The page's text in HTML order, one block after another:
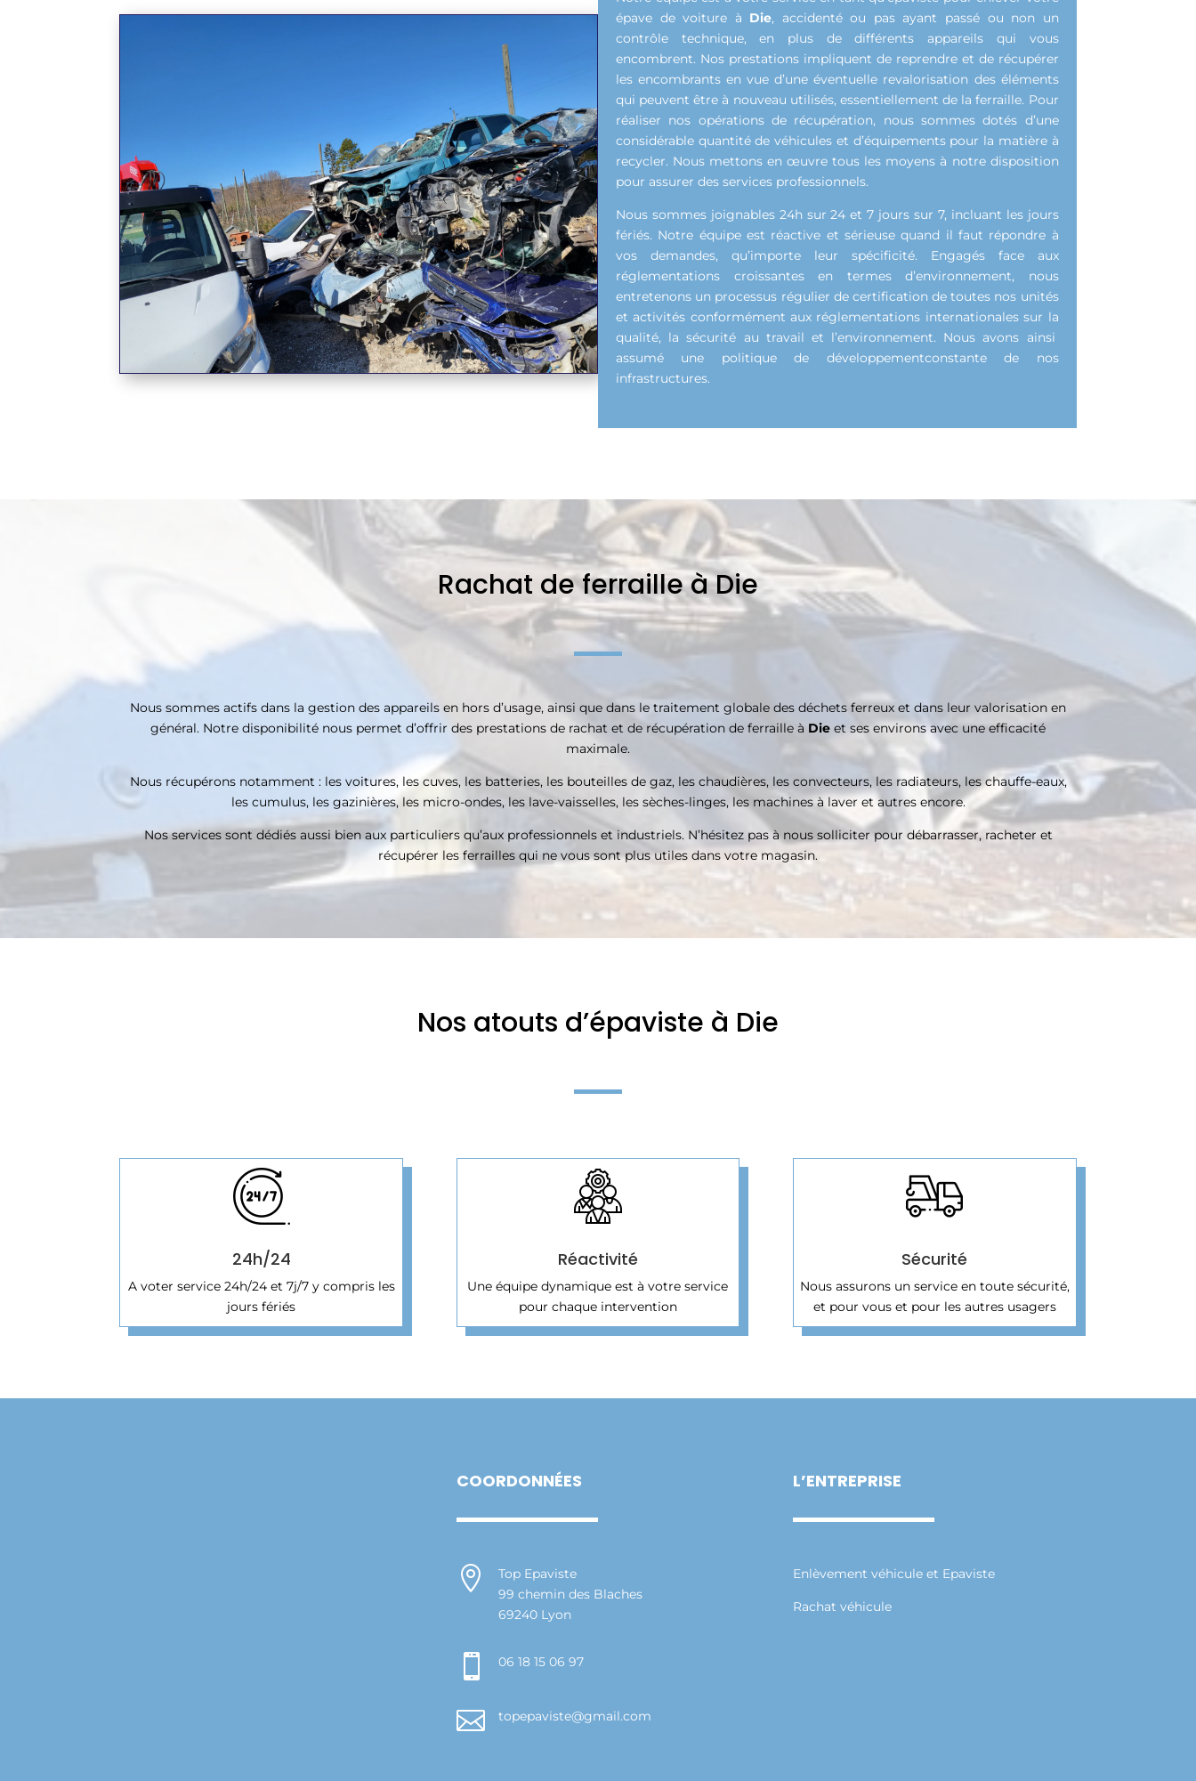
épave de voiture à Die, accidenté ou pas ayant passé ou non un
contrôle technique, en plus de différents appareils qui vous
encombrent. Nos prestations impliquent de reprendre et de récupérer
les encombrants en vue d’une éventuelle revalorisation des éléments
qui peuvent être à nouveau utilisés, essentiellement de la ferraille. Pour
réaliser nos opérations de récupération, nous sommes dotés d’une
considérable quantité de véhicules et d’équipements pour la matière à
recycler. Nous mettons en œuvre tous les moyens à notre disposition
pour assurer des services professionnels.
Nous sommes joignables 24h sur 24 et 7 jours sur 7, incluant les jours
fériés. Notre équipe est réactive et sérieuse quand il faut répondre à
vos demandes, qu’importe leur spécificité. Engagés face aux
réglementations croissantes en termes d’environnement, nous
entretenons un processus régulier de certification de toutes nos unités
et activités conformément aux réglementations internationales sur la
qualité, la sécurité au travail et l’environnement. Nous avons ainsi
assumé une politique de développementconstante de nos
infrastructures.
Rachat de ferraille à Die
Nous sommes actifs dans la gestion des appareils en hors d’usage, ainsi que dans le traitement globale des déchets ferreux et dans leur valorisation en
général. Notre disponibilité nous permet d’offrir des prestations de rachat et de récupération de ferraille à Die et ses environs avec une efficacité
maximale.
Nous récupérons notamment : les voitures, les cuves, les batteries, les bouteilles de gaz, les chaudières, les convecteurs, les radiateurs, les chauffe-eaux,
les cumulus, les gazinières, les micro-ondes, les lave-vaisselles, les sèches-linges, les machines à laver et autres encore.
Nos services sont dédiés aussi bien aux particuliers qu’aux professionnels et industriels. N’hésitez pas à nous solliciter pour débarrasser, racheter et
récupérer les ferrailles qui ne vous sont plus utiles dans votre magasin.
Nos atouts d’épaviste à Die
24h/24
A voter service 24h/24 et 7j/7 y compris les
jours fériés
Réactivité
Une équipe dynamique est à votre service
pour chaque intervention
Sécurité
Nous assurons un service en toute sécurité,
et pour vous et pour les autres usagers
COORDONNÉES

Top Epaviste
99 chemin des Blaches
69240 Lyon
 06 18 15 06 97
 topepaviste@gmail.com
L’ENTREPRISE
Enlèvement véhicule et Epaviste
Rachat véhicule